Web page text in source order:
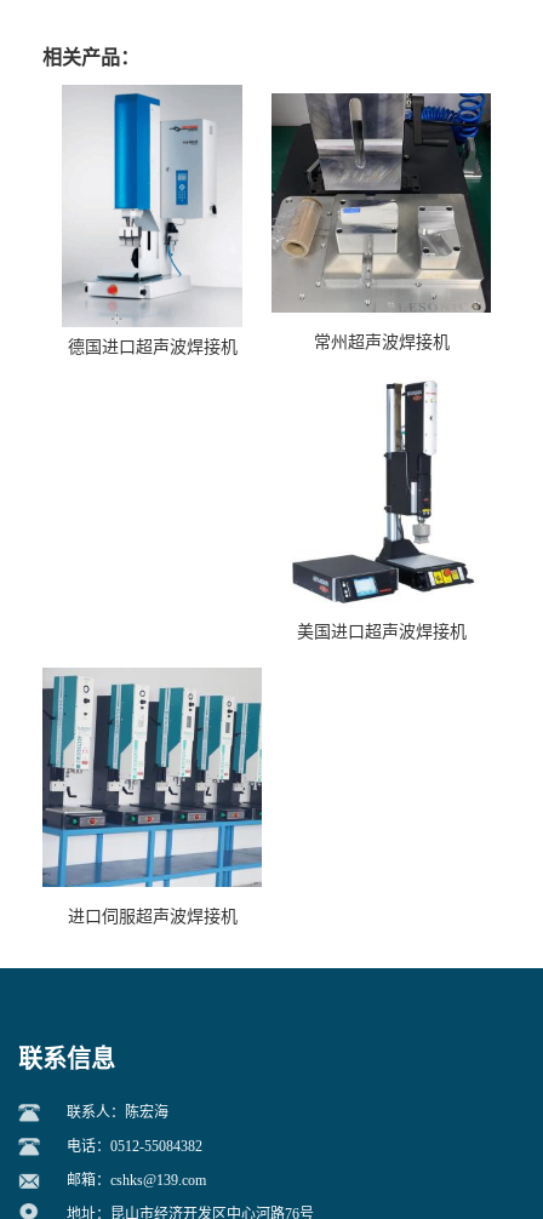
相关产品：
德国进口超声波焊接机 常州超声波焊接机
美国进口超声波焊接机
进口伺服超声波焊接机
联系信息
联系人：陈宏海
电话：0512-55084382
邮箱： cshks@139.com
地址：昆山市经济开发区中心河路76号